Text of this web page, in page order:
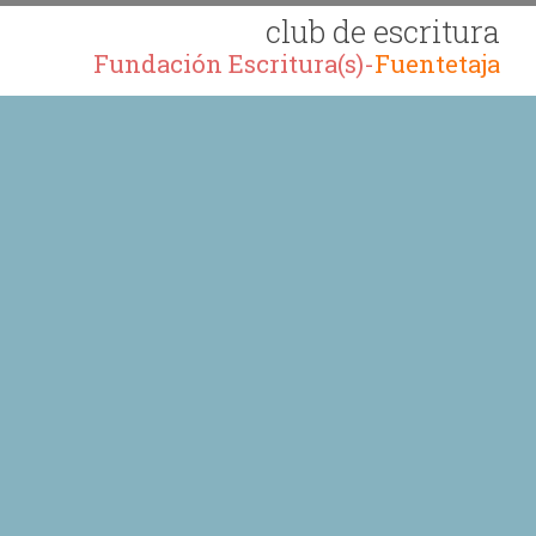
club de escritura
Fundación Escritura(s)-Fuentetaja